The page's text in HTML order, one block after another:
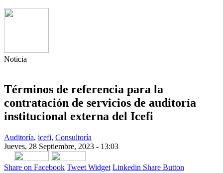
Noticia
Términos de referencia para la
contratación de servicios de auditoría
institucional externa del Icefi
Auditoría, icefi, Consultoría
Jueves, 28 Septiembre, 2023 - 13:03
Share on Facebook Tweet Widget Linkedin Share Button